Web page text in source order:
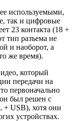
используемыми,
так и цифровые
23 контакта (18 +
тип разъема не
и наоборот, а
же время).
который
передачи на
первоначально
был решен с
USB), хотя они
устройствах.